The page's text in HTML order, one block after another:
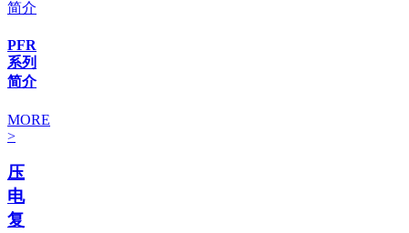
PFR
系列
简介
MORE
>
压
电
复